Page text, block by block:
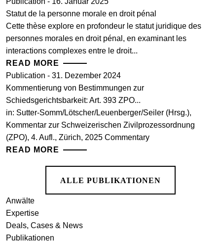
Statut de la personne morale en droit pénal
Cette thèse explore en profondeur le statut juridique des
personnes morales en droit pénal, en examinant les
interactions complexes entre le droit...
READ MORE
Publication - 31. Dezember 2024
Kommentierung von Bestimmungen zur
Schiedsgerichtsbarkeit: Art. 393 ZPO...
in: Sutter-Somm/Lötscher/Leuenberger/Seiler (Hrsg.),
Kommentar zur Schweizerischen Zivilprozessordnung
(ZPO), 4. Aufl., Zürich, 2025 Commentary
READ MORE
ALLE PUBLIKATIONEN
Anwälte
Expertise
Deals, Cases & News
Publikationen